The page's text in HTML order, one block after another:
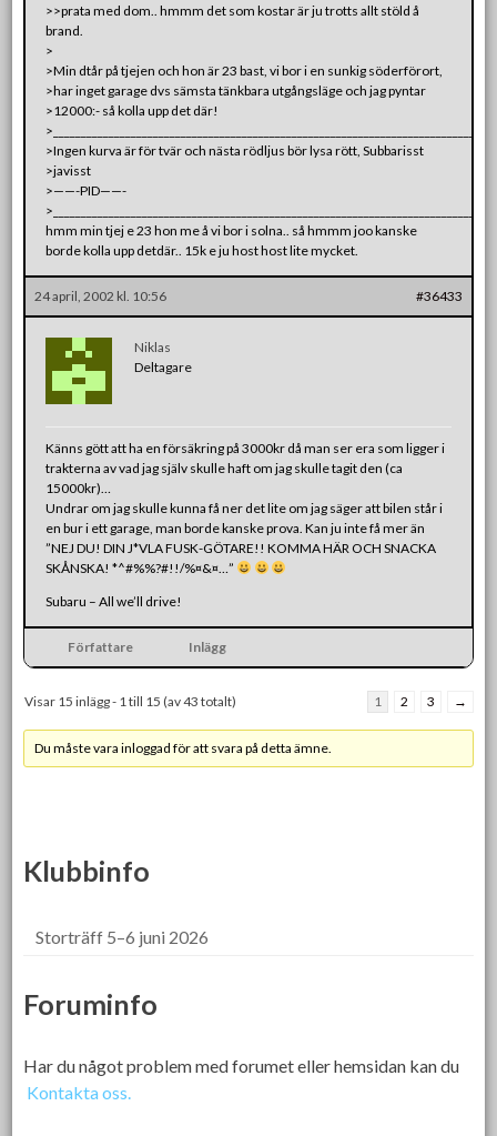
>>prata med dom.. hmmm det som kostar är ju trotts allt stöld å
brand.
>
>Min dtår på tjejen och hon är 23 bast, vi bor i en sunkig söderförort,
>har inget garage dvs sämsta tänkbara utgångsläge och jag pyntar
>12000:- så kolla upp det där!
>________________________________________________________________________________
>Ingen kurva är för tvär och nästa rödljus bör lysa rött, Subbarisst
>javisst
>——-PID——-
>________________________________________________________________________________
hmm min tjej e 23 hon me å vi bor i solna.. så hmmm joo kanske
borde kolla upp detdär.. 15k e ju host host lite mycket.
24 april, 2002 kl. 10:56 #36433
Niklas
Deltagare
Känns gött att ha en försäkring på 3000kr då man ser era som ligger i
trakterna av vad jag själv skulle haft om jag skulle tagit den (ca
15000kr)…
Undrar om jag skulle kunna få ner det lite om jag säger att bilen står i
en bur i ett garage, man borde kanske prova. Kan ju inte få mer än
”NEJ DU! DIN J*VLA FUSK-GÖTARE!! KOMMA HÄR OCH SNACKA
SKÅNSKA! *^#%%?#!!/%¤&¤…”
Subaru – All we’ll drive!
Författare Inlägg
Visar 15 inlägg - 1 till 15 (av 43 totalt) 1 2 3 →
Du måste vara inloggad för att svara på detta ämne.
Klubbinfo
Storträff 5–6 juni 2026
Foruminfo
Har du något problem med forumet eller hemsidan kan du
Kontakta oss.